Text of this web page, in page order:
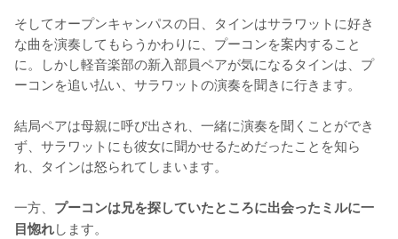
そしてオープンキャンパスの日、タインはサラワットに好き
な曲を演奏してもらうかわりに、プーコンを案内すること
に。しかし軽音楽部の新入部員ペアが気になるタインは、プ
ーコンを追い払い、サラワットの演奏を聞きに行きます。
結局ペアは母親に呼び出され、一緒に演奏を聞くことができ
ず、サラワットにも彼女に聞かせるためだったことを知ら
れ、タインは怒られてしまいます。
一方、 プーコンは兄を探していたところに出会ったミルに一
目惚れします。